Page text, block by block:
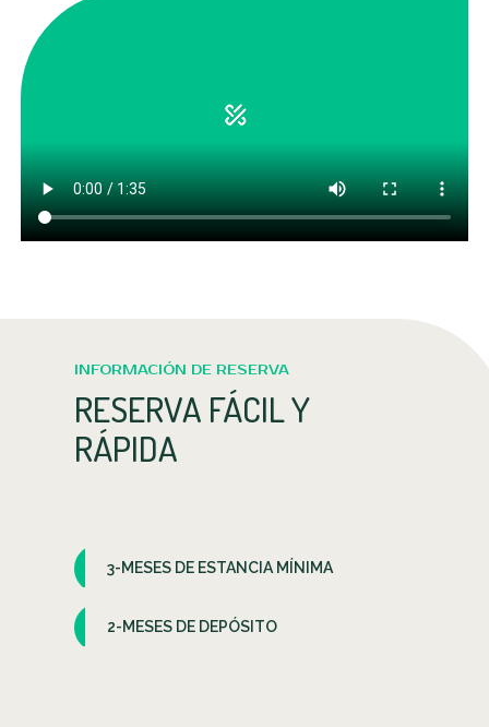
INFORMACIÓN DE RESERVA
RESERVA FÁCIL Y
RÁPIDA
3-MESES DE ESTANCIA MÍNIMA
2-MESES DE DEPÓSITO